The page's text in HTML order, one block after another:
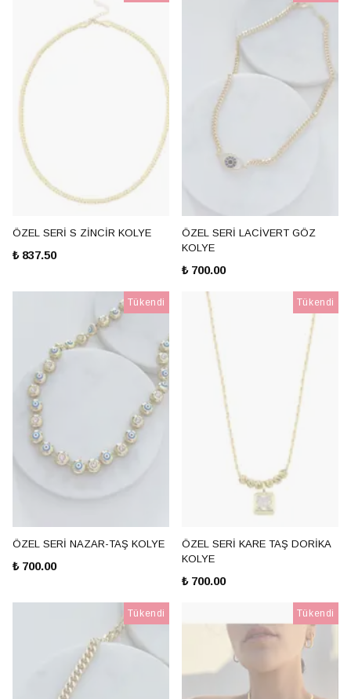
ÖZEL SERİ S ZİNCİR KOLYE
₺ 837.50
ÖZEL SERİ LACİVERT GÖZ
KOLYE
₺ 700.00
Tükendi
ÖZEL SERİ NAZAR-TAŞ KOLYE
₺ 700.00
Tükendi
ÖZEL SERİ KARE TAŞ DORİKA
KOLYE
₺ 700.00
Tükendi Tükendi